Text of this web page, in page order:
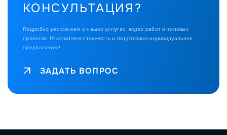
КОНСУЛЬТАЦИЯ?
Подробно расскажем о наших услугах, видах работ и типовых
проектах. Рассчитаем стоимость и подготовим индивидуальное
предложение!
ЗАДАТЬ ВОПРОС